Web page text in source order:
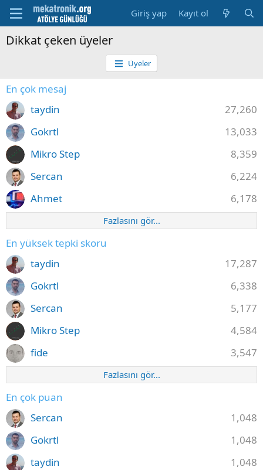
Giriş yap Kayıt ol
Dikkat çeken üyeler
Üyeler
En çok mesaj
27,260
taydin
13,033
Gokrtl
8,359
Mikro Step
6,224
Sercan
6,178
Ahmet
Fazlasını gör...
En yüksek tepki skoru
17,287
taydin
6,338
Gokrtl
5,177
Sercan
4,584
Mikro Step
3,547
fide
Fazlasını gör...
En çok puan
1,048
Sercan
1,048
Gokrtl
1,048
taydin